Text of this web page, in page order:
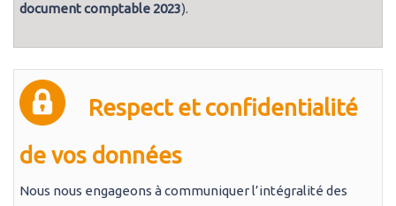
document comptable 2023).
Respect et confidentialité
de vos données
Nous nous engageons à communiquer l’intégralité des